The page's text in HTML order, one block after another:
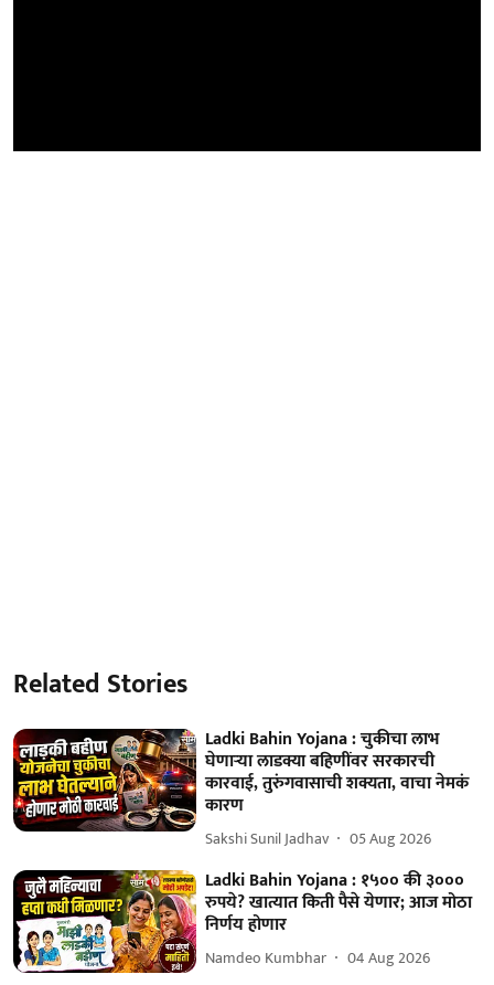
Related Stories
Ladki Bahin Yojana : चुकीचा लाभ
घेणार्‍या लाडक्या बहि‍णींवर सरकारची
कारवाई, तुरुंगवासाची शक्यता, वाचा नेमकं
कारण
Sakshi Sunil Jadhav 05 Aug 2026
Ladki Bahin Yojana : १५०० की ३०००
रुपये? खात्यात किती पैसे येणार; आज मोठा
निर्णय होणार
Namdeo Kumbhar 04 Aug 2026